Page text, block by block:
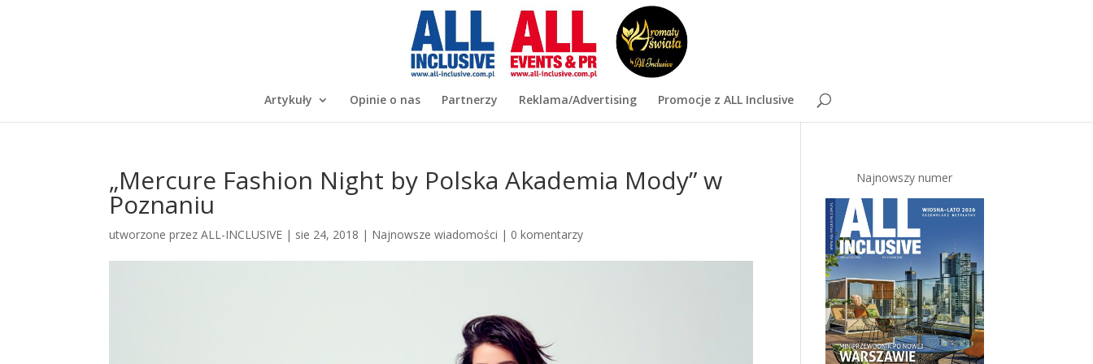
Artykuły Opinie o nas Partnerzy Reklama/Advertising Promocje z ALL Inclusive
„Mercure Fashion Night by Polska Akademia Mody” w
Poznaniu
utworzone przezALL-INCLUSIVE | sie 24, 2018 | Najnowsze wiadomości | 0 komentarzy
Najnowszy numer